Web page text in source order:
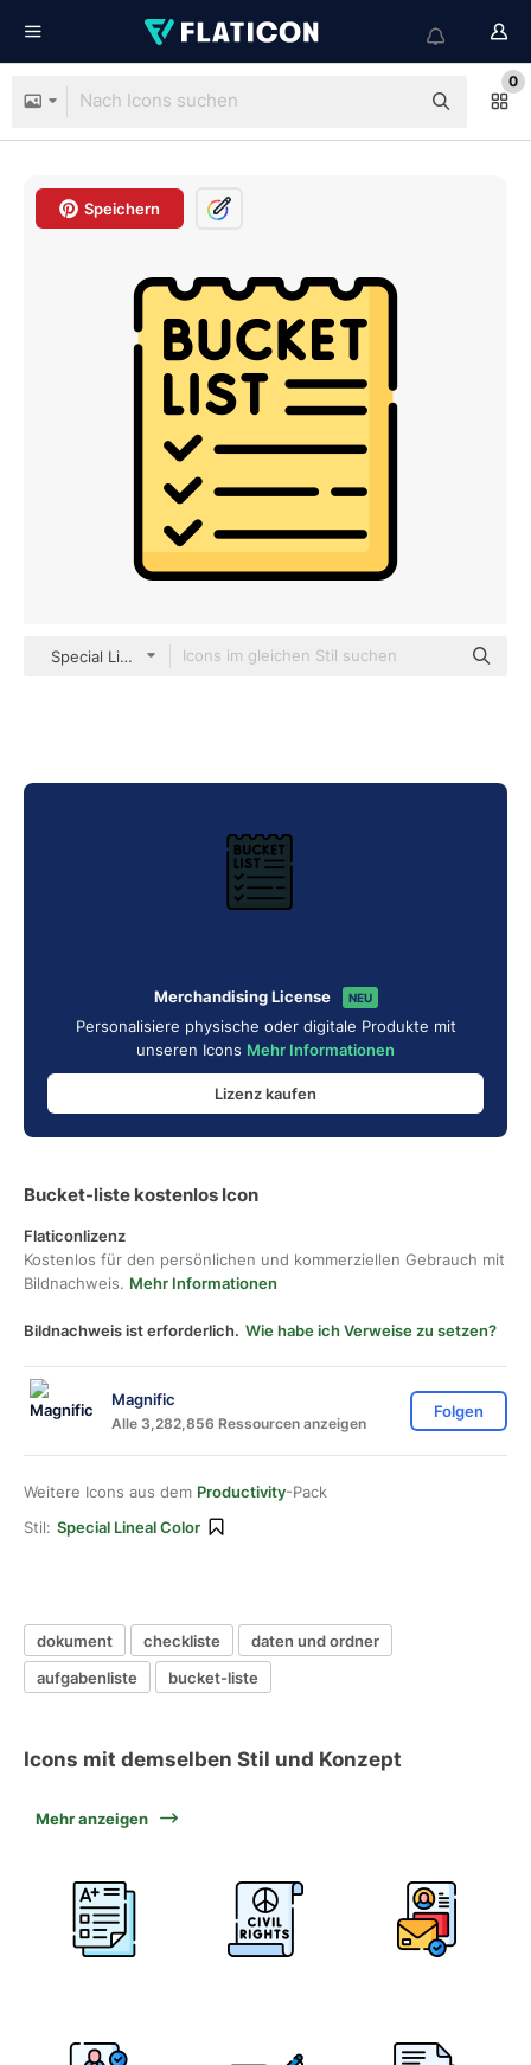
0
Speichern
Special Lineal color
Merchandising License NEU
Personalisiere physische oder digitale Produkte mit
unseren Icons Mehr Informationen
Lizenz kaufen
Bucket-liste kostenlos Icon
Flaticonlizenz
Kostenlos für den persönlichen und kommerziellen Gebrauch mit
Bildnachweis. Mehr Informationen
Bildnachweis ist erforderlich. Wie habe ich Verweise zu setzen?
Magnific
Alle 3,282,856 Ressourcen anzeigen
Folgen
Weitere Icons aus dem Productivity-Pack
Stil: Special Lineal Color
dokument checkliste
daten und ordner
aufgabenliste
bucket-liste
Icons mit demselben Stil und Konzept
Mehr anzeigen